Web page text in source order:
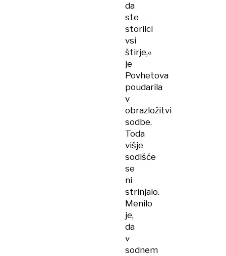
da
ste
storilci
vsi
štirje,«
je
Povhetova
poudarila
v
obrazložitvi
sodbe.
Toda
višje
sodišče
se
ni
strinjalo.
Menilo
je,
da
v
sodnem